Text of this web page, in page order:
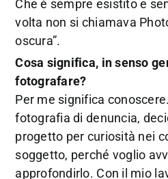
Che è sempre esistito e
volta non si chiamava
oscura”.
Cosa significa, in senso
fotografare?
Per me significa
fotografia di denuncia,
progetto per curiosità nei
soggetto, perché voglio
approfondirlo. Con il mio